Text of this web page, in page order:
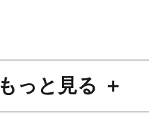
もっと見る ＋